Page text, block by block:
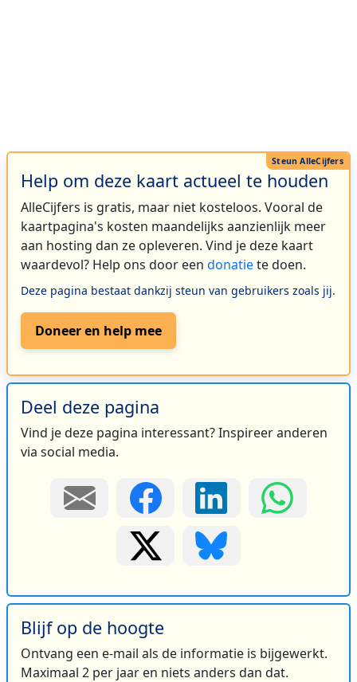
Help om deze kaart actueel te houden
AlleCijfers is gratis, maar niet kosteloos. Vooral de
kaartpagina's kosten maandelijks aanzienlijk meer
aan hosting dan ze opleveren. Vind je deze kaart
waardevol? Help ons door een donatiete doen.
Deze pagina bestaat dankzij steun van gebruikers zoals jij.
Doneer en help mee
Deel deze pagina
Vind je deze pagina interessant? Inspireer anderen
via social media.
Blijf op de hoogte
Ontvang een e-mail als de informatie is bijgewerkt.
Maximaal 2 per jaar en niets anders dan dat.